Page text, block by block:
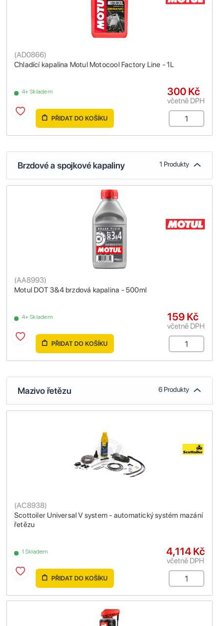
Chladící kapalina Motul Motocool Factory Line - 1L
(AD0866)
4+ Skladem 300 Kč
včetně DPH
PŘIDAT DO KOŠÍKU
Brzdové a spojkové kapaliny 1 Produkty
Motul DOT 3&4 brzdová kapalina - 500ml
(AA8993)
4+ Skladem 159 Kč
včetně DPH
PŘIDAT DO KOŠÍKU
Mazivo řetězu 6 Produkty
Scottoiler Universal V system - automatický systém mazání
řetězu
(AC8938)
1 Skladem 4,114 Kč
včetně DPH
PŘIDAT DO KOŠÍKU